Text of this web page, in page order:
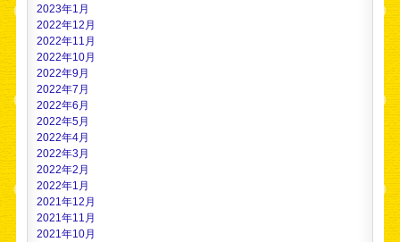
2023年1月
2022年12月
2022年11月
2022年10月
2022年9月
2022年7月
2022年6月
2022年5月
2022年4月
2022年3月
2022年2月
2022年1月
2021年12月
2021年11月
2021年10月